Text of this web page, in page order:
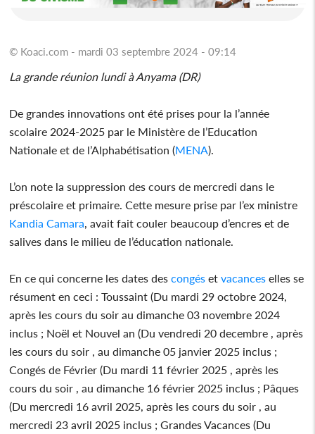
© Koaci.com - mardi 03 septembre 2024 - 09:14
La grande réunion lundi à Anyama (DR)
De grandes innovations ont été prises pour la l’année
scolaire 2024-2025 par le Ministère de l’Education
Nationale et de l’Alphabétisation (MENA).
L’on note la suppression des cours de mercredi dans le
préscolaire et primaire. Cette mesure prise par l’ex ministre
Kandia Camara, avait fait couler beaucoup d’encres et de
salives dans le milieu de l’éducation nationale.
En ce qui concerne les dates descongés etvacances elles se
résument en ceci : Toussaint (Du mardi 29 octobre 2024,
après les cours du soir au dimanche 03 novembre 2024
inclus ; Noël et Nouvel an (Du vendredi 20 decembre , après
les cours du soir , au dimanche 05 janvier 2025 inclus ;
Congés de Février (Du mardi 11 février 2025 , après les
cours du soir , au dimanche 16 février 2025 inclus ; Pâques
(Du mercredi 16 avril 2025, après les cours du soir , au
mercredi 23 avril 2025 inclus ; Grandes Vacances (Du